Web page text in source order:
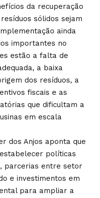
da recuperação
sólidos sejam
ainda
importantes no
estão a falta de
a baixa
dos resíduos, a
fiscais e as
que dificultam a
em escala
dos Anjos aponta que
políticas
parcerias entre setor
e investimentos em
para ampliar a